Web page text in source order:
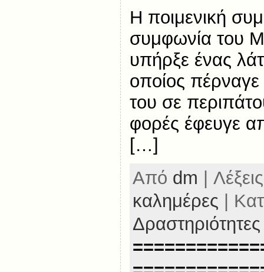
Η ποιμενική
συμφωνία του
υπήρξε ένας
οποίος
του σε
φορές έφευγε
[…]
Από dm |
καλημέρες |